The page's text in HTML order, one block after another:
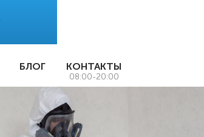
БЛОГ КОНТАКТЫ
08:00-20:00